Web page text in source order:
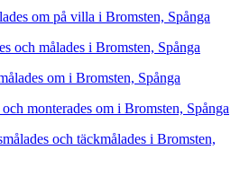
om på villa i Bromsten, Spånga
och målades i Bromsten, Spånga
om i Bromsten, Spånga
monterades om i Bromsten, Spånga
och täckmålades i Bromsten,